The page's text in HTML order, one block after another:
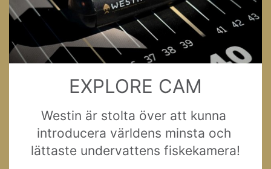
EXPLORE CAM
Westin är stolta över att kunna
introducera världens minsta och
lättaste undervattens fiskekamera!